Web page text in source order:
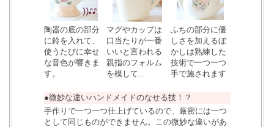
陶器の底の部分
に鈴を入れて、
使うたびに幸せ
な音色が響きま
す。
マグやカップは
口当たりが一番
いいと言われる
親指のフォルム
を模して...
ふちの部分に優
しさを加えるぼ
かしは熟練した
技術で一つ一つ
手で施されます
●微妙な違いハンドメイドのなせる技！？
手作りで一つ一つ仕上げているので、厳密には一つ
として同じものができません。この微妙な違いがあ